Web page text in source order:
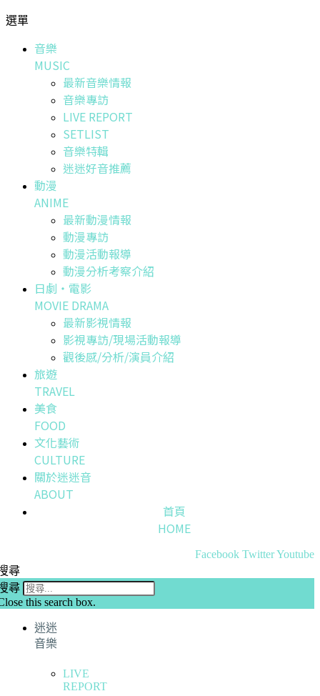
選單
音樂
MUSIC
最新音樂情報
音樂專訪
LIVE REPORT
SETLIST
音樂特輯
迷迷好音推薦
動漫
ANIME
最新動漫情報
動漫專訪
動漫活動報導
動漫分析考察介紹
日劇・電影
MOVIE DRAMA
最新影視情報
影視專訪/現場活動報導
觀後感/分析/演員介紹
旅遊
TRAVEL
美食
FOOD
文化藝術
CULTURE
關於迷迷音
ABOUT
首頁
HOME
Facebook TwitterYoutube
尋
尋
this search box.
迷迷
音樂
LIVE
REPORT